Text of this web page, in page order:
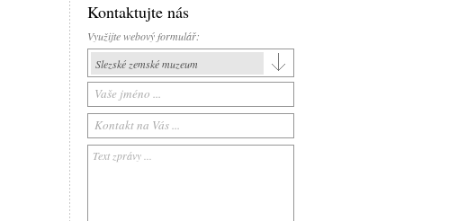
Kontaktujte nás
Využijte webový formulář:
Slezské zemské muzeum
Slezské zemské muzeum
Historická výstavní budova
Arboretum Nový Dvůr
Národní památník II. světové války